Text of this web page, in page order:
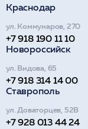
Краснодар
ул. Коммунаров, 270
+7 918 190 11 10
Новороссийск
ул. Видова, 65
+7 918 314 14 00
Ставрополь
ул. Доваторцев, 52В
+7 928 013 44 24